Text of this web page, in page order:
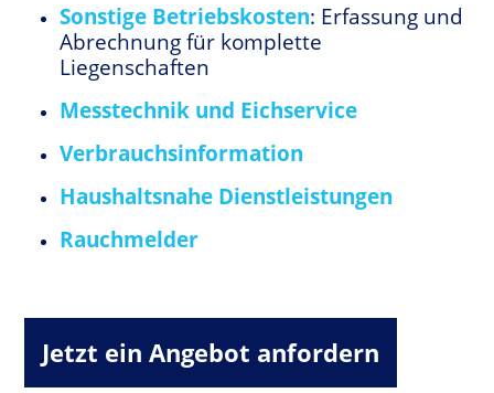
Sonstige Betriebskosten: Erfassung und
Abrechnung für komplette
Liegenschaften
Messtechnik und Eichservice
Verbrauchsinformation
Haushaltsnahe Dienstleistungen
Rauchmelder
Jetzt ein Angebot anfordern